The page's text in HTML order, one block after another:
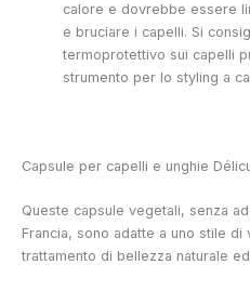
calore e dovrebbe essere
e bruciare i capelli. Si
termoprotettivo sui capelli
strumento per lo styling a
Capsule per capelli e unghie
Queste capsule vegetali, senza
Francia, sono adatte a uno stile di
trattamento di bellezza naturale